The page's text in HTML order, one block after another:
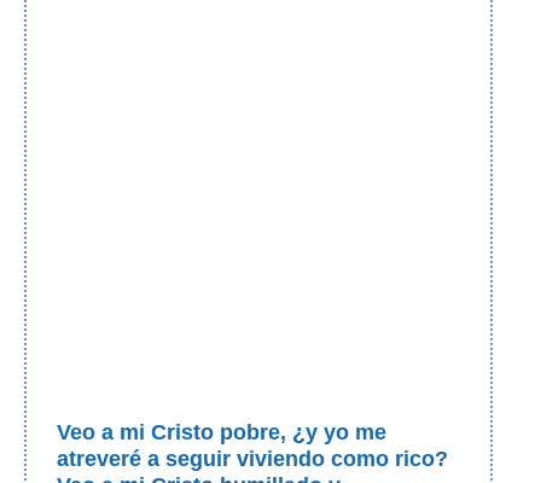
Veo a mi Cristo pobre, ¿y yo me
atreveré a seguir viviendo como rico?